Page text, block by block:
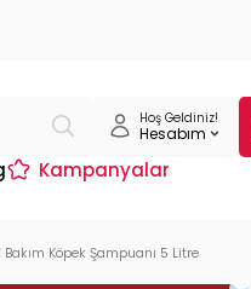
Hoş Geldiniz!
Hesabım
Kampanyalar
Köpek Şampuanı 5 Litre